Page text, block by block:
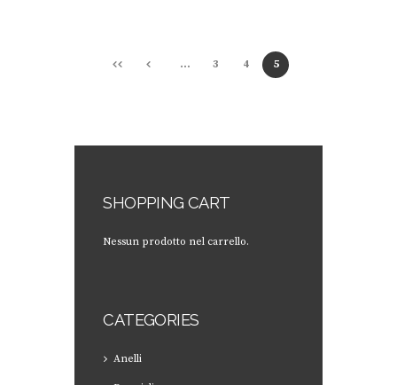
… 3 4 5
SHOPPING CART
Nessun prodotto nel carrello.
CATEGORIES
Anelli